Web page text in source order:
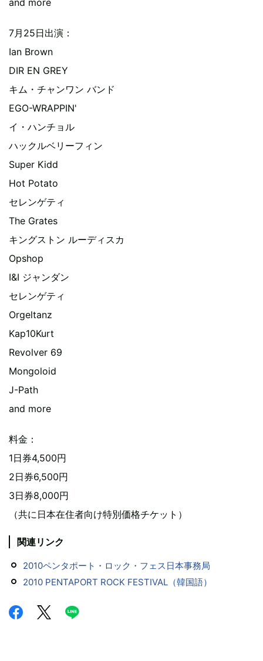
and more
7月25日出演：
Ian Brown
DIR EN GREY
キム・チャンワン バンド
EGO-WRAPPIN'
イ・ハンチョル
ハックルベリーフィン
Super Kidd
Hot Potato
セレンゲティ
The Grates
キングストン ルーディスカ
Opshop
I&I ジャンダン
セレンゲティ
Orgeltanz
Kap10Kurt
Revolver 69
Mongoloid
J-Path
and more
料金：
1日券4,500円
2日券6,500円
3日券8,000円
（共に日本在住者向け特別価格チケット）
関連リンク
2010ペンタポート・ロック・フェス日本事務局
2010 PENTAPORT ROCK FESTIVAL（韓国語）